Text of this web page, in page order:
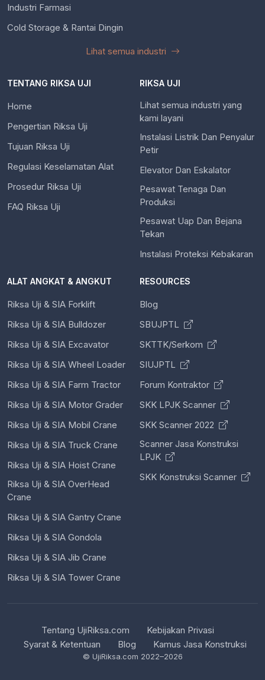
Industri Farmasi
Cold Storage & Rantai Dingin
Lihat semua industri
TENTANG RIKSA UJI
Home
Pengertian Riksa Uji
Tujuan Riksa Uji
Regulasi Keselamatan Alat
Prosedur Riksa Uji
FAQ Riksa Uji
RIKSA UJI
Lihat semua industri yang
kami layani
Instalasi Listrik Dan Penyalur
Petir
Elevator Dan Eskalator
Pesawat Tenaga Dan
Produksi
Pesawat Uap Dan Bejana
Tekan
Instalasi Proteksi Kebakaran
ALAT ANGKAT & ANGKUT
Riksa Uji & SIA Forklift
Riksa Uji & SIA Bulldozer
Riksa Uji & SIA Excavator
Riksa Uji & SIA Wheel Loader
Riksa Uji & SIA Farm Tractor
Riksa Uji & SIA Motor Grader
Riksa Uji & SIA Mobil Crane
Riksa Uji & SIA Truck Crane
Riksa Uji & SIA Hoist Crane
Riksa Uji & SIA OverHead
Crane
Riksa Uji & SIA Gantry Crane
Riksa Uji & SIA Gondola
Riksa Uji & SIA Jib Crane
Riksa Uji & SIA Tower Crane
RESOURCES
Blog
SBUJPTL
SKTTK/Serkom
SIUJPTL
Forum Kontraktor
SKK LPJK Scanner
SKK Scanner 2022
Scanner Jasa Konstruksi
LPJK
SKK Konstruksi Scanner
Tentang UjiRiksa.com
Kebijakan Privasi
Syarat & Ketentuan
Blog Kamus Jasa Konstruksi
© UjiRiksa.com 2022–2026